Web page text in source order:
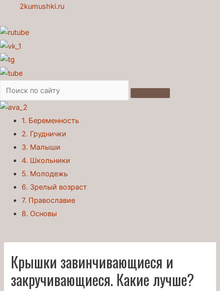
2kumushki.ru
1. Беременность
2. Груднички
3. Малыши
4. Школьники
5. Молодежь
6. Зрелый возраст
7. Православие
8. Основы
Крышки завинчивающиеся и
закручивающиеся. Какие лучше?